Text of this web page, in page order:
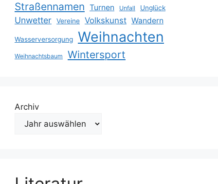
Straßennamen Turnen Unfall Unglück
Unwetter Vereine Volkskunst Wandern
Wasserversorgung Weihnachten
Weihnachtsbaum Wintersport
Archiv